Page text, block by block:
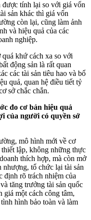
được tính lại so với giá vốn
sản khác thì giá vốn
còn lại, cũng làm ảnh
và hiệu quả của các
nghiệp.
khứ cách xa so với
động sản là rất quan
các tài sản tiêu hao và bổ
quả, quan hệ điều tiết tỷ
sở chắc chắn.
đo cơ bản hiệu quả
của người có quyền sở
mô hình mới về cơ
lập, không những thực
thích hợp, mà còn mở
tổ chức lại tài sản
định rõ trách nhiệm của
tăng trưởng tài sản quốc
giá một cách công tâm,
hình bảo toàn và làm